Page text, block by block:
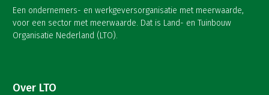
Een ondernemers- en werkgeversorganisatie met meerwaarde,
voor een sector met meerwaarde. Dat is Land- en Tuinbouw
Organisatie Nederland (LTO).
Over LTO